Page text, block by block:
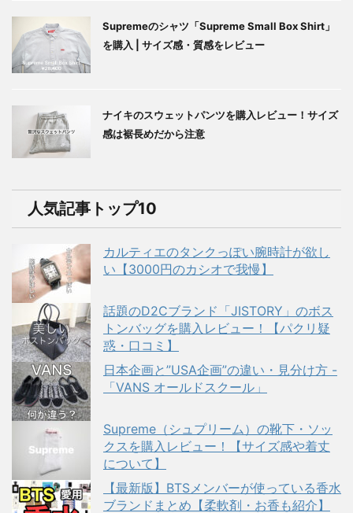
Supremeのシャツ「Supreme Small Box Shirt」
を購入 | サイズ感・質感をレビュー
ナイキのスウェットパンツを購入レビュー！サイズ
感は裾長めだから注意
人気記事トップ10
カルティエのタンクっぽい腕時計が欲し
い【3000円のカシオで我慢】
話題のD2Cブランド「JISTORY」のボス
トンバッグを購入レビュー！【パクリ疑
惑・口コミ】
日本企画と”USA企画”の違い・見分け方 -
「VANS オールドスクール」
Supreme（シュプリーム）の靴下・ソッ
クスを購入レビュー！【サイズ感や着丈
について】
【最新版】BTSメンバーが使っている香水
ブランドまとめ【柔軟剤・お香も紹介】